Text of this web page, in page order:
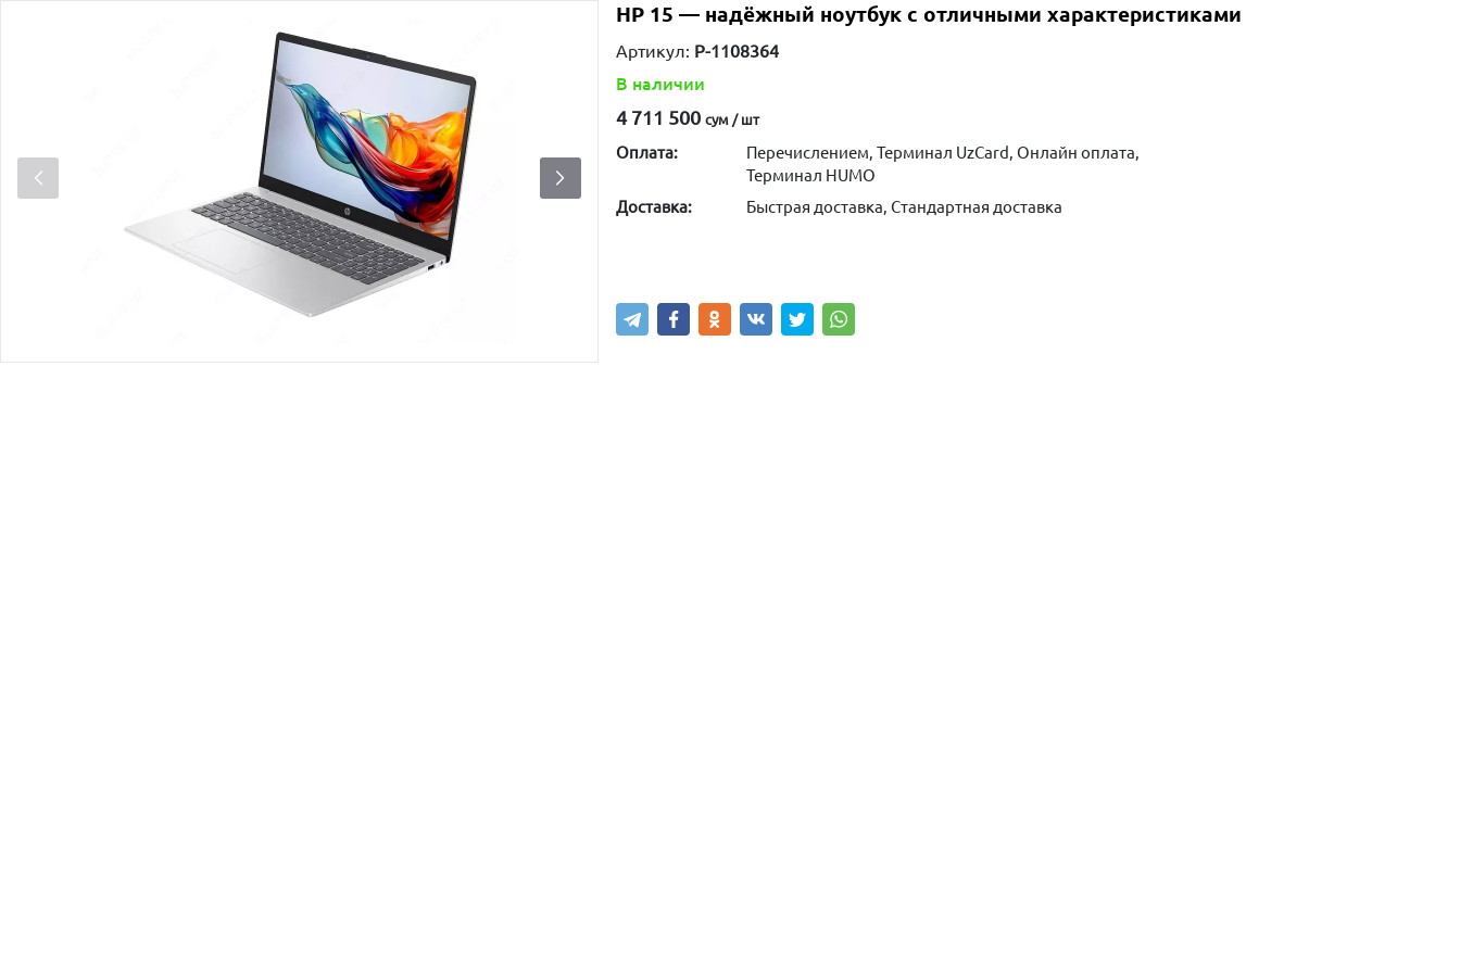
HP 15 — надёжный ноутбук с отличными характеристиками
Артикул: P-1108364
В наличии
4 711 500 сум / шт
Оплата:
Перечислением, Терминал UzCard, Онлайн оплата,
Терминал HUMO
Доставка:
Быстрая доставка, Стандартная доставка